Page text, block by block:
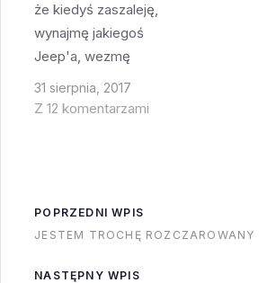
że kiedyś zaszaleję,
wynajmę jakiegoś
Jeep'a, wezmę
namiot i shotgun i
wybiorę się na taką
31 sierpnia, 2017
Z 12 komentarzami
POPRZEDNI WPIS
JESTEM TROCHĘ ROZCZAROWANY
NASTĘPNY WPIS